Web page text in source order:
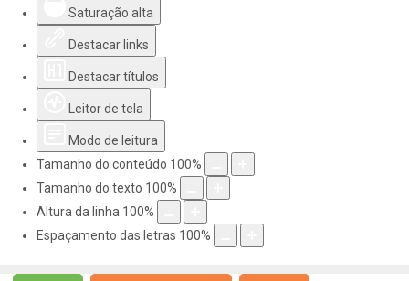
Saturação alta
Destacar links
Destacar títulos
Leitor de tela
Modo de leitura
Tamanho do conteúdo 100%
Tamanho do texto 100%
Altura da linha 100%
Espaçamento das letras 100%